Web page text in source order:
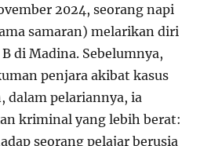
2024, seorang napi
samaran) melarikan diri
di Madina. Sebelumnya,
penjara akibat kasus
dalam pelariannya, ia
kriminal yang lebih berat:
seorang pelajar berusia